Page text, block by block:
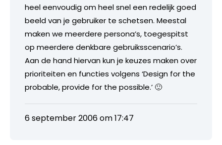
heel eenvoudig om heel snel een redelijk goed
beeld van je gebruiker te schetsen. Meestal
maken we meerdere persona’s, toegespitst
op meerdere denkbare gebruiksscenario’s.
Aan de hand hiervan kun je keuzes maken over
prioriteiten en functies volgens ‘Design for the
probable, provide for the possible.’ 🙂
6 september 2006 om 17:47